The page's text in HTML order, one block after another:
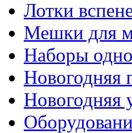
Лотки
Мешки для
Наборы
Новогодняя
Новогодняя